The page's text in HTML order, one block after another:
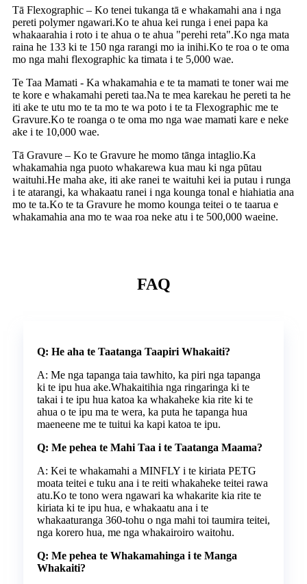
Tā Flexographic – Ko tenei tukanga tā e whakamahi ana i nga
pereti polymer ngawari.Ko te ahua kei runga i enei papa ka
whakaarahia i roto i te ahua o te ahua "perehi reta".Ko nga mata
raina he 133 ki te 150 nga rarangi mo ia inihi.Ko te roa o te oma
mo nga mahi flexographic ka timata i te 5,000 wae.
Te Taa Mamati - Ka whakamahia e te ta mamati te toner wai me
te kore e whakamahi pereti taa.Na te mea karekau he pereti ta he
iti ake te utu mo te ta mo te wa poto i te ta Flexographic me te
Gravure.Ko te roanga o te oma mo nga wae mamati kare e neke
ake i te 10,000 wae.
Tā Gravure – Ko te Gravure he momo tānga intaglio.Ka
whakamahia nga puoto whakarewa kua mau ki nga pūtau
waituhi.He maha ake, iti ake ranei te waituhi kei ia putau i runga
i te atarangi, ka whakaatu ranei i nga kounga tonal e hiahiatia ana
mo te ta.Ko te ta Gravure he momo kounga teitei o te taarua e
whakamahia ana mo te waa roa neke atu i te 500,000 waeine.
FAQ
Q: He aha te Taatanga Taapiri Whakaiti?
A: Me nga tapanga taia tawhito, ka piri nga tapanga
ki te ipu hua ake.Whakaitihia nga ringaringa ki te
takai i te ipu hua katoa ka whakaheke kia rite ki te
ahua o te ipu ma te wera, ka puta he tapanga hua
maeneene me te tuitui ka kapi katoa te ipu.
Q: Me pehea te Mahi Taa i te Taatanga Maama?
A: Kei te whakamahi a MINFLY i te kiriata PETG
moata teitei e tuku ana i te reiti whakaheke teitei rawa
atu.Ko te tono wera ngawari ka whakarite kia rite te
kiriata ki te ipu hua, e whakaatu ana i te
whakaaturanga 360-tohu o nga mahi toi taumira teitei,
nga korero hua, me nga whakairoiro waitohu.
Q: Me pehea te Whakamahinga i te Manga
Whakaiti?